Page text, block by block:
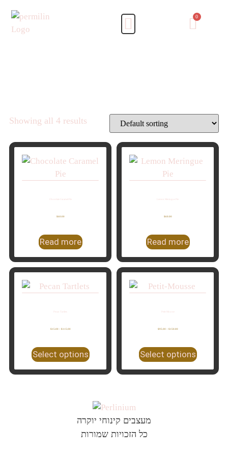
Categories
Showing all 4 results
$60.00
Read more
Lemon Meringue Pie
$60.00
Read more
$15.00 – $115.00
Select options
Petit-Mousse
$95.00 – $150.00
Select options
מעצבים קינוחי יוקרה
כל הזכויות שמורות